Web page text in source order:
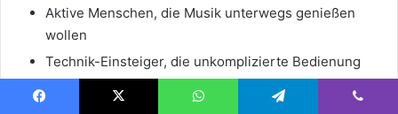
Aktive Menschen, die Musik unterwegs genießen
wollen
Technik-Einsteiger, die unkomplizierte Bedienung
bevorzugen